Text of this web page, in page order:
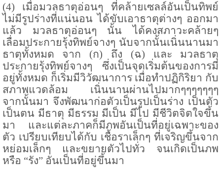
(4) เมื่อมวลธาตุอ่อนๆ ที่คล้ายเซลล์อันเป็นทิพย์
ไม่มีรูปร่างที่แน่นอน ได้ขับเอาธาตุต่างๆ ออกมา
แล้ว มวลธาตุอ่อนๆ นั้น ได้คงสภาวะคล้ายๆ
เลื่อมประกายรุ้งทิพย์จางๆ นับจากนั้นเนิ่นนานมา
ธาตุทั้งหมด จาก (ก) ถึง (ฉ)
และ มวลธาตุ
ประกายรุ้งทิพย์จางๆ ซึ่งเป็นจุดเริ่มต้นของการมี
อยู่ทั้งหมด ก็เริ่มมีวิวัฒนาการ เมื่อทำปฏิกิริยา กับ
สภาพแวดล้อม เนิ่นนานผ่านไปมากๆๆๆๆๆๆๆ
จากนั้นมา จึงพัฒนาก่อตัวเป็นรูปเป็นร่าง เป็นตัว
เป็นตน มีธาตุ มีธรรม มีเป็น มีไป มีชีวิตจิตใจขึ้น
มา และแต่ละภาคก็มีภพอันเป็นที่อยู่เฉพาะของ
ตัว เปรียบเทียบได้กับ เชื้อราเล็กๆ ที่เจริญขึ้นจาก
หย่อมเล็กๆ และขยายตัวไปทั่ว จนเกิดเป็นภพ
หรือ “รัง” อันเป็นที่อยู่ขึ้นมา